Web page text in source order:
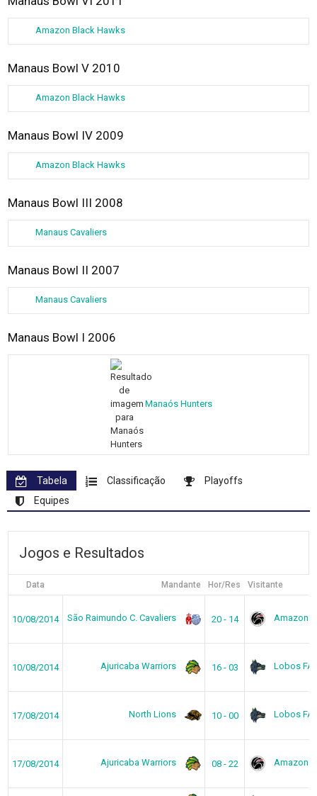
Amazon Black Hawks
Manaus Bowl V 2010
Amazon Black Hawks
Manaus Bowl IV 2009
Amazon Black Hawks
Manaus Bowl III 2008
Manaus Cavaliers
Manaus Bowl II 2007
Manaus Cavaliers
Manaus Bowl I 2006
Manaós Hunters
Tabela Classificação
Playoffs
Equipes
Jogos e Resultados
Data Mandante Hor/Res Visitante
10/08/2014 São Raimundo C. Cavaliers 20 - 14 Amazon
10/08/2014 Ajuricaba Warriors 16 - 03 Lobos FA
17/08/2014 North Lions 10 - 00 Lobos FA
17/08/2014 Ajuricaba Warriors 08 - 22 Amazon